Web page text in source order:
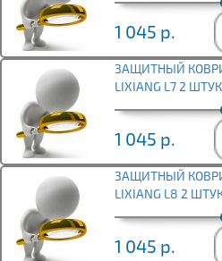
1 045 р.
ЗАЩИТНЫЙ
LIXIANG L7 2
1 045 р.
ЗАЩИТНЫЙ
LIXIANG L8 2
1 045 р.